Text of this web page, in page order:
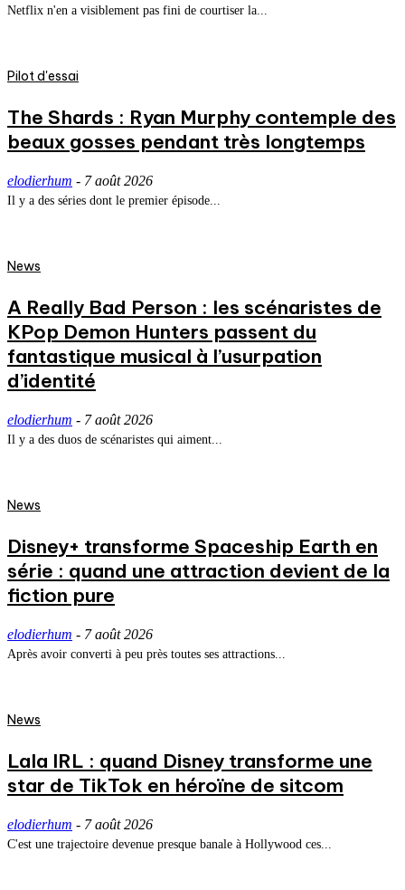
Netflix n'en a visiblement pas fini de courtiser la...
Pilot d'essai
The Shards : Ryan Murphy contemple des
beaux gosses pendant très longtemps
elodierhum - 7 août 2026
Il y a des séries dont le premier épisode...
News
A Really Bad Person : les scénaristes de
KPop Demon Hunters passent du
fantastique musical à l’usurpation
d’identité
elodierhum - 7 août 2026
Il y a des duos de scénaristes qui aiment...
News
Disney+ transforme Spaceship Earth en
série : quand une attraction devient de la
fiction pure
elodierhum - 7 août 2026
Après avoir converti à peu près toutes ses attractions...
News
Lala IRL : quand Disney transforme une
star de TikTok en héroïne de sitcom
elodierhum - 7 août 2026
C'est une trajectoire devenue presque banale à Hollywood ces...